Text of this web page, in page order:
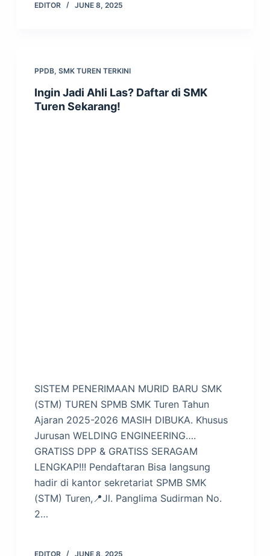
EDITOR JUNE 8, 2025
PPDB, SMK TUREN TERKINI
Ingin Jadi Ahli Las? Daftar di SMK
Turen Sekarang!
SISTEM PENERIMAAN MURID BARU SMK
(STM) TUREN SPMB SMK Turen Tahun
Ajaran 2025-2026 MASIH DIBUKA. Khusus
Jurusan WELDING ENGINEERING….
GRATISS DPP & GRATISS SERAGAM
LENGKAP!!! Pendaftaran Bisa langsung
hadir di kantor sekretariat SPMB SMK
(STM) Turen,📍Jl. Panglima Sudirman No.
2…
EDITOR JUNE 8, 2025